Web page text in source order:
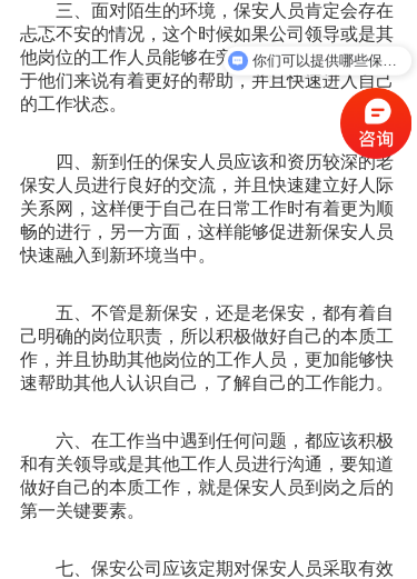
三、面对陌生的环境，保安人员肯定会存在
忐忑不安的情况，这个时候如果公司领导或是其
他岗位的工作人员能够在旁边提点一下，那么对
于他们来说有着更好的帮助，并且快速进入自己
的工作状态。
四、新到任的保安人员应该和资历较深的老
保安人员进行良好的交流，并且快速建立好人际
关系网，这样便于自己在日常工作时有着更为顺
畅的进行，另一方面，这样能够促进新保安人员
快速融入到新环境当中。
五、不管是新保安，还是老保安，都有着自
己明确的岗位职责，所以积极做好自己的本质工
作，并且协助其他岗位的工作人员，更加能够快
速帮助其他人认识自己，了解自己的工作能力。
六、在工作当中遇到任何问题，都应该积极
和有关领导或是其他工作人员进行沟通，要知道
做好自己的本质工作，就是保安人员到岗之后的
第一关键要素。
七、保安公司应该定期对保安人员采取有效